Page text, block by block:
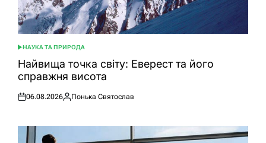
ОПУБЛІКУВАТИ
У
НАУКА ТА ПРИРОДА
Найвища точка світу: Еверест та його
справжня висота
Оприлюднено
06.08.2026
Опубліковано
Понька Святослав